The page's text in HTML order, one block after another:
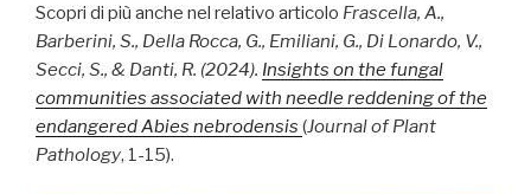
Scopri di più anche nel relativo articolo Frascella, A.,
Barberini, S., Della Rocca, G., Emiliani, G., Di Lonardo, V.,
Secci, S., & Danti, R. (2024). Insights on the fungal
communities associated with needle reddening of the
endangered Abies nebrodensis (Journal of Plant
Pathology, 1-15).